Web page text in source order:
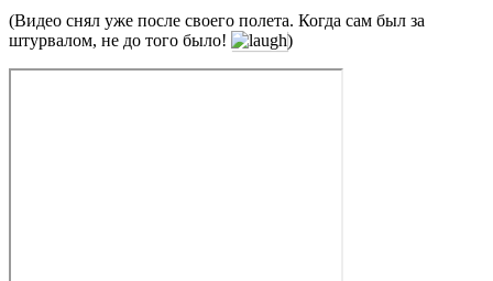
(Видео снял уже после своего полета. Когда сам был за
штурвалом, не до того было!
)